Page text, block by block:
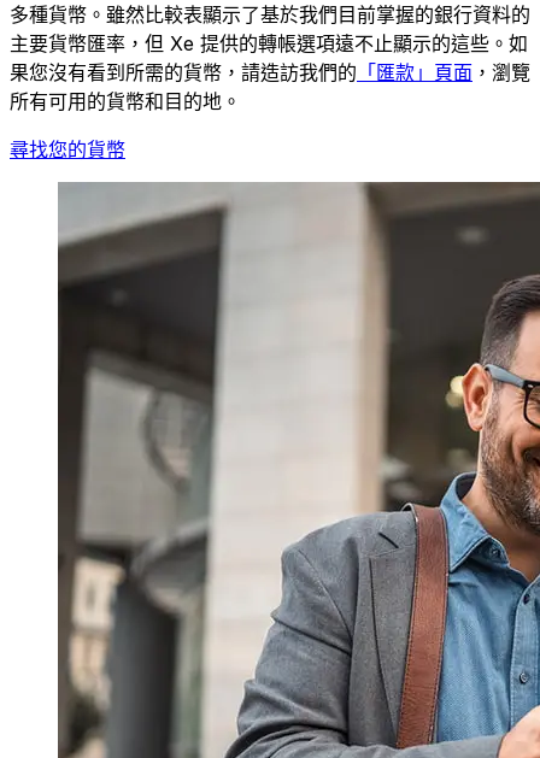
多種貨幣。雖然比較表顯示了基於我們目前掌握的銀行資料的
主要貨幣匯率，但 Xe 提供的轉帳選項遠不止顯示的這些。如
果您沒有看到所需的貨幣，請造訪我們的 「匯款」頁面 ，瀏覽
所有可用的貨幣和目的地。
尋找您的貨幣